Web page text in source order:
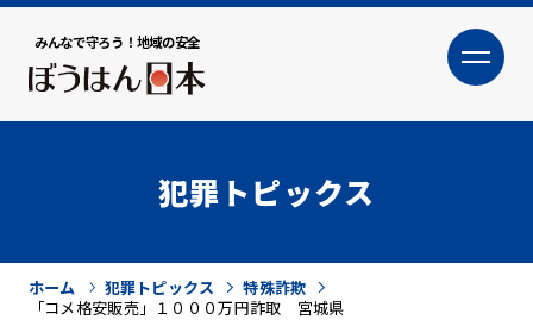
みんなで守ろう！地域の安全
大
犯罪トピックス
ホーム 犯罪トピックス
特殊詐欺
「コメ格安販売」１０００万円詐取 宮城県